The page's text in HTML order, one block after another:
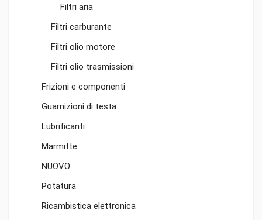
Filtri aria
Filtri carburante
Filtri olio motore
Filtri olio trasmissioni
Frizioni e componenti
Guarnizioni di testa
Lubrificanti
Marmitte
NUOVO
Potatura
Ricambistica elettronica